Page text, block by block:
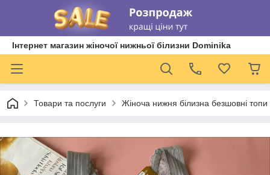
Інтернет магазин жіночої нижньої білизни Dominika
Товари та послуги Жіноча нижня білизна безшовні топи